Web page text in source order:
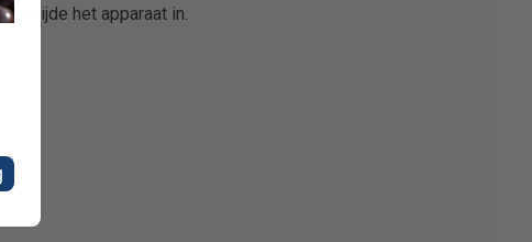
het apparaat in.